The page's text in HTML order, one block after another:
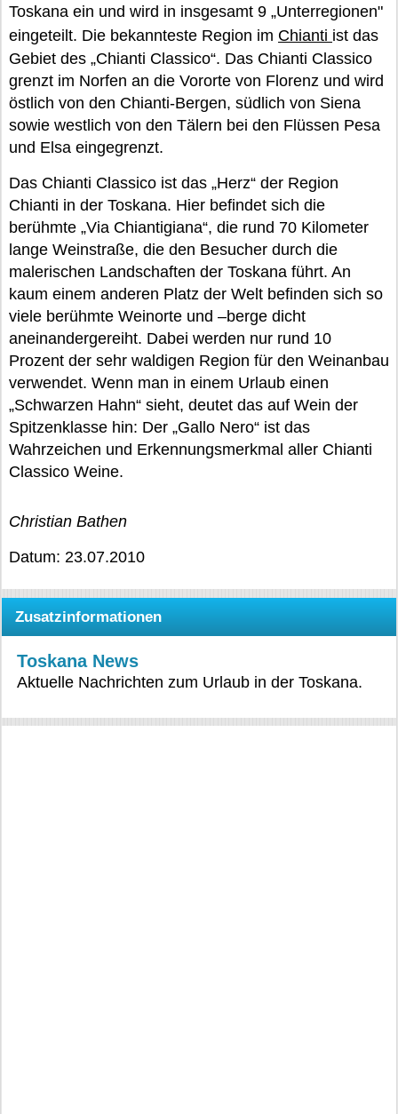
Toskana ein und wird in insgesamt 9 „Unterregionen"
eingeteilt. Die bekannteste Region im Chianti ist das
Gebiet des „Chianti Classico“. Das Chianti Classico
grenzt im Norfen an die Vororte von Florenz und wird
östlich von den Chianti-Bergen, südlich von Siena
sowie westlich von den Tälern bei den Flüssen Pesa
und Elsa eingegrenzt.
Das Chianti Classico ist das „Herz“ der Region
Chianti in der Toskana. Hier befindet sich die
berühmte „Via Chiantigiana“, die rund 70 Kilometer
lange Weinstraße, die den Besucher durch die
malerischen Landschaften der Toskana führt. An
kaum einem anderen Platz der Welt befinden sich so
viele berühmte Weinorte und –berge dicht
aneinandergereiht. Dabei werden nur rund 10
Prozent der sehr waldigen Region für den Weinanbau
verwendet. Wenn man in einem Urlaub einen
„Schwarzen Hahn“ sieht, deutet das auf Wein der
Spitzenklasse hin: Der „Gallo Nero“ ist das
Wahrzeichen und Erkennungsmerkmal aller Chianti
Classico Weine.
Christian Bathen
Datum: 23.07.2010
Zusatzinformationen
Toskana News
Aktuelle Nachrichten zum Urlaub in der Toskana.